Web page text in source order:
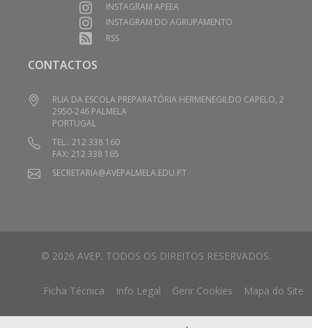
INSTAGRAM APEEA
INSTAGRAM DO AGRUPAMENTO
RSS
CONTACTOS
RUA DA ESCOLA PREPARATÓRIA HERMENEGILDO CAPELO, 2
2950-246 PALMELA
PORTUGAL
TEL.: 212 338 160
FAX: 212 338 165
SECRETARIA@AVEPALMELA.EDU.PT
© 2026 AVEP. TODOS OS DIREITOS RESERVADOS.
Ficha Técnica Info Legal Gerir Cookies Mapa do Site